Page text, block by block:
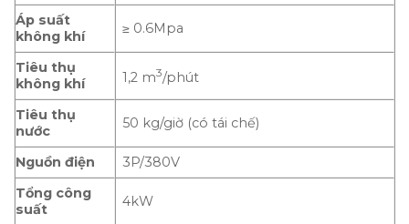
Áp suất
không khí
≥ 0.6Mpa
Tiêu thụ
không khí
1,2 m3/phút
Tiêu thụ
nước
50 kg/giờ (có tái chế)
Nguồn điện
3P/380V
Tổng công
suất
4kW